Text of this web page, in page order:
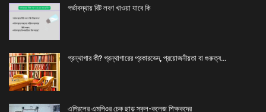
গর্ভাবস্থায় বিট লবণ খাওয়া যাবে কি
গ্রন্থাগার কী? গ্রন্থাগারের প্রকারভেদ, প্রয়োজনীয়তা বা গুরুত্ব…
এপ্রিলের এমপিওর চেক ছাড় স্কুল-কলেজ শিক্ষকদের